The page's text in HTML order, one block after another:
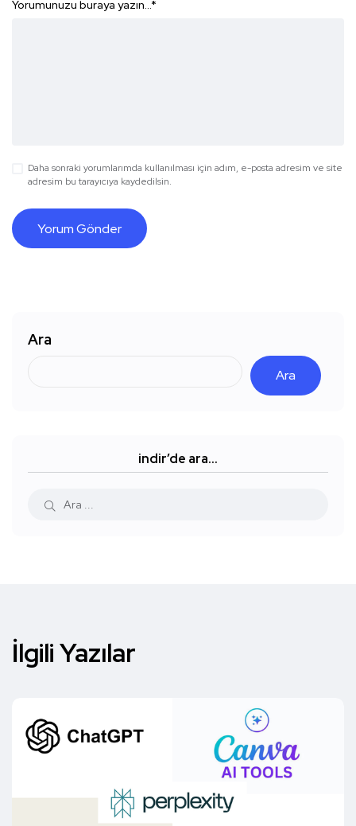
Yorumunuzu buraya yazın...*
Daha sonraki yorumlarımda kullanılması için adım, e-posta adresim ve site
adresim bu tarayıcıya kaydedilsin.
Ara
Ara
indir’de ara…
İlgili Yazılar